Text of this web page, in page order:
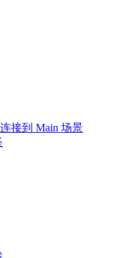
接到 Main 场景